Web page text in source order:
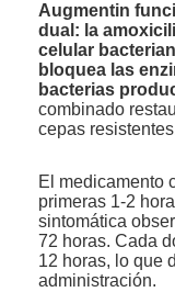
Augmentin
dual: la
celular
bloquea las
bacterias
combinado
cepas
El medicamento
primeras 1-2
sintomática
72 horas. Cada
12 horas, lo que
administración.